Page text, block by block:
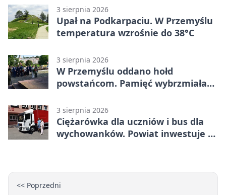
3 sierpnia 2026
Upał na Podkarpaciu. W Przemyślu
temperatura wzrośnie do 38°C
3 sierpnia 2026
W Przemyślu oddano hołd
powstańcom. Pamięć wybrzmiała
3 sierpnia 2026
Ciężarówka dla uczniów i bus dla
wychowanków. Powiat inwestuje w
<< Poprzedni